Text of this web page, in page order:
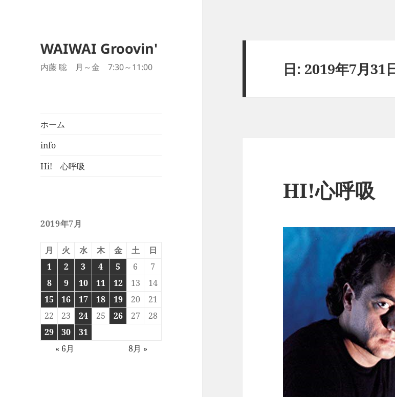
WAIWAI Groovin'
内藤 聡 月～金 7:30～11:00
ホーム
info
Hi! 心呼吸
2019年7月
月 火 水 木 金 土
日
1
2 3 4 5 6
7
8
9 10 11 12 13
14
15
16 17 18 19 20
21
22
23 24 25 26 27
28
29
30
31
« 6月
8月 »
日: 2019年7月31
HI!心呼吸